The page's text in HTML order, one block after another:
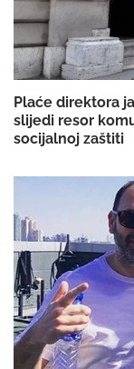
Plaće direktora
slijedi resor
socijalnoj zaštiti